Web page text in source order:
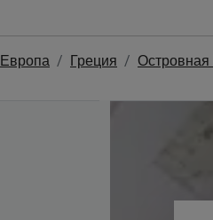
Европа Греция Островная